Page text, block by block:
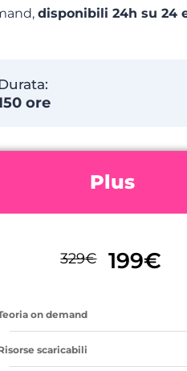
disponibili 24h su 24
ore
Plus
329€ 199€
on demand
scaricabili